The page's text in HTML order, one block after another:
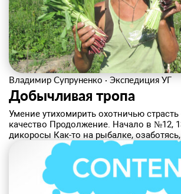
Владимир Супруненко · Экспедиция УГ
Добычливая тропа
Умение утихомирить охотничью
качество Продолжение. Начало в №12,
дикоросы Как-то на рыбалке,